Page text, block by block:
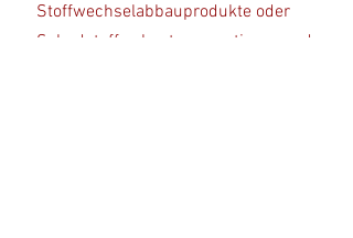
Stoffwechselabbauprodukte oder
Schadstoffe abzutransportieren und